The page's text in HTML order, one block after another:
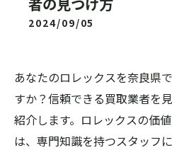
2024/09/05
あなたのロレックスを奈良県
すか？信頼できる買取業者を
紹介します。ロレックスの価
は、専門知識を持つスタッフ